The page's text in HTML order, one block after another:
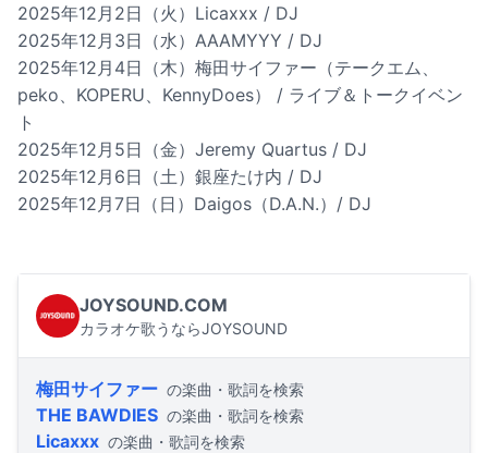
2025年12月2日（火）Licaxxx / DJ
2025年12月3日（水）AAAMYYY / DJ
2025年12月4日（木）梅田サイファー（テークエム、
peko、KOPERU、KennyDoes） / ライブ＆トークイベン
ト
2025年12月5日（金）Jeremy Quartus / DJ
2025年12月6日（土）銀座たけ内 / DJ
2025年12月7日（日）Daigos（D.A.N.）/ DJ
JOYSOUND.COM
カラオケ歌うならJOYSOUND
梅田サイファー の楽曲・歌詞を検索
THE BAWDIES の楽曲・歌詞を検索
Licaxxx の楽曲・歌詞を検索